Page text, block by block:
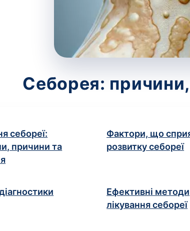
Себорея:
себореї:
причини та
Фактори, що
розвитку себореї
Ефективні методи
лікування себореї